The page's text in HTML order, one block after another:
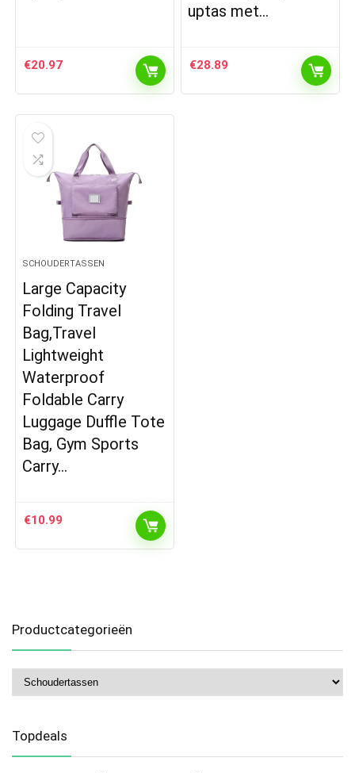
€20.97
uptas met…
€28.89
SCHOUDERTASSEN
Large Capacity
Folding Travel
Bag,Travel
Lightweight
Waterproof
Foldable Carry
Luggage Duffle Tote
Bag, Gym Sports
Carry…
€10.99
Productcategorieën
Topdeals